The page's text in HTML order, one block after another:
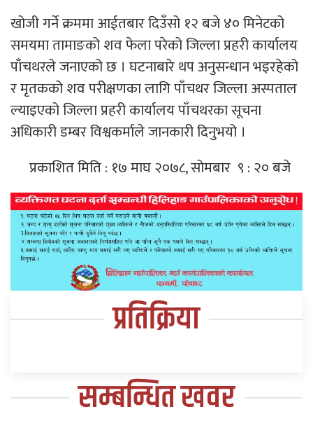
खोजी गर्ने क्रममा आईतबार दिउँसो १२ बजे ४० मिनेटको
समयमा तामाङको शव फेला परेको जिल्ला प्रहरी कार्यालय
पाँचथरले जनाएको छ । घटनाबारे थप अनुसन्धान भइरहेको
र मृतकको शव परीक्षणका लागि पाँचथर जिल्ला अस्पताल
ल्याइएको जिल्ला प्रहरी कार्यालय पाँचथरका सूचना
अधिकारी डम्बर विश्वकर्माले जानकारी दिनुभयो ।
प्रकाशित मिति : १७ माघ २०७८, सोमबार ९ : २० बजे
प्रतिक्रिया
सम्बन्धित खवर